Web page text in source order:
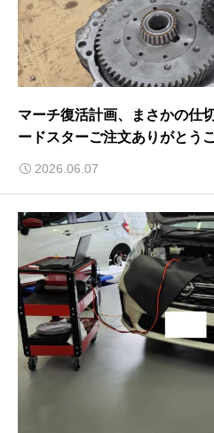
マーチ復活計画、まさかの仕
ードスターご注文ありがとう
2026.06.07